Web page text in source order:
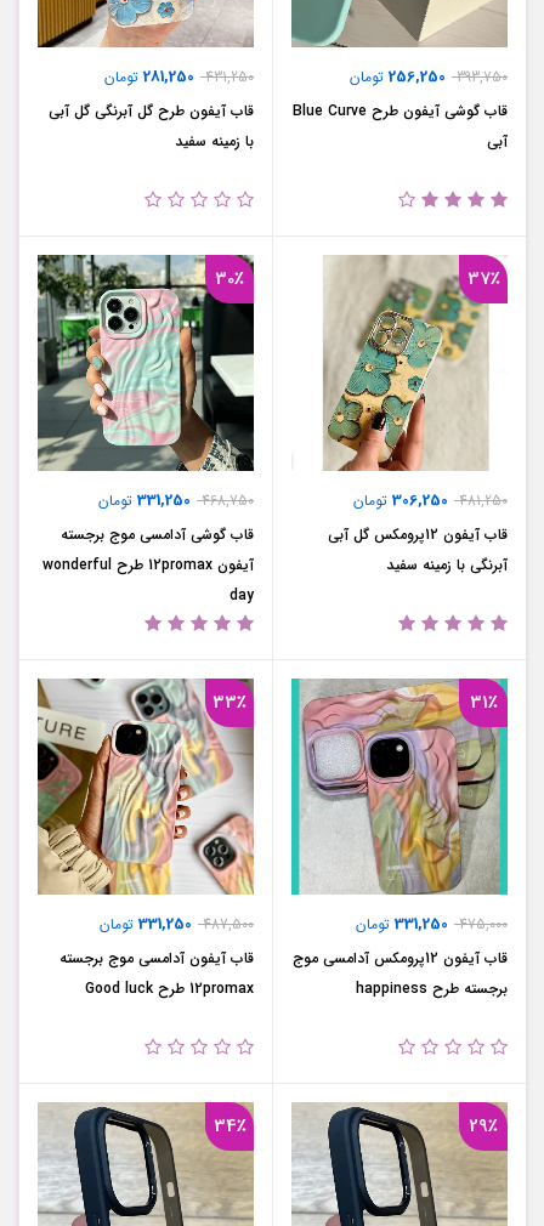
393,750
256,250 تومان
قاب گوشی آیفون طرح Blue Curve
آبی
431,250
281,250 تومان
قاب آیفون طرح گل آبرنگی گل آبی
با زمینه سفید
37٪
481,250
306,250 تومان
قاب آیفون 12پرومکس گل آبی
آبرنگی با زمینه سفید
30٪
468,750
331,250 تومان
قاب گوشی آدامسی موج برجسته
آیفون 12promax طرح wonderful
day
31٪
475,000
331,250 تومان
قاب آیفون 12پرومکس آدامسی موج
برجسته طرح happiness
33٪
487,500
331,250 تومان
قاب آیفون آدامسی موج برجسته
12promax طرح Good luck
29٪ 34٪